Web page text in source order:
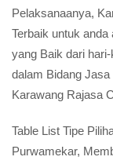
Pelaksanaanya,
Terbaik untuk
yang Baik dari
dalam Bidang
Karawang Rajasa
Table List Tipe
Purwamekar,